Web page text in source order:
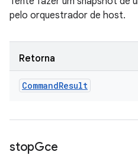
pelo orquestrador de host.
Retorna
CommandResult
stopGce